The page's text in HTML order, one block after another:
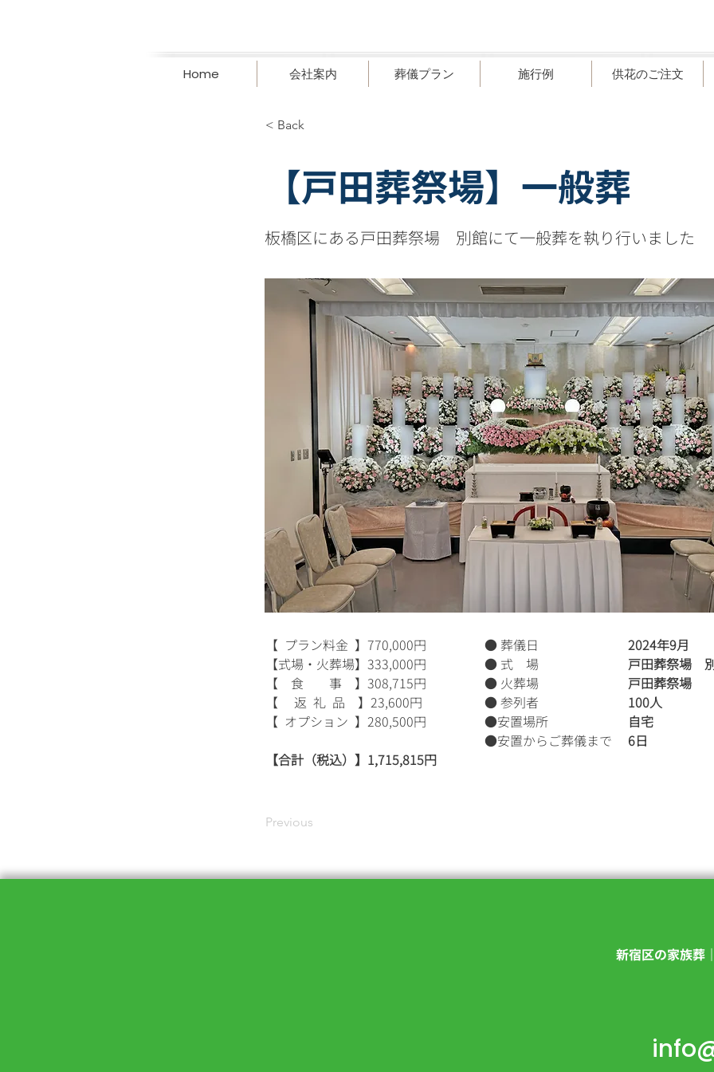
Home 会社案内 葬儀プラン 施行例 供花のご注文
< Back
【戸田葬祭場】一般葬
板橋区にある戸田葬祭場 別館にて一般葬を執り行いました
【 プラン料金 】770,000円
【式場・火葬場】333,000円
【 食 事 】308,715円
【 返 礼 品 】23,600円
【 オプション 】280,500円
【合計（税込）】1,715,815円
● 葬儀日 2024年9月
● 式 場 戸田葬祭場
● 火葬場 戸田葬祭場
● 参列者 100人
●安置場所 自宅
●安置からご葬儀まで 6日
Previous
新宿区の家族葬